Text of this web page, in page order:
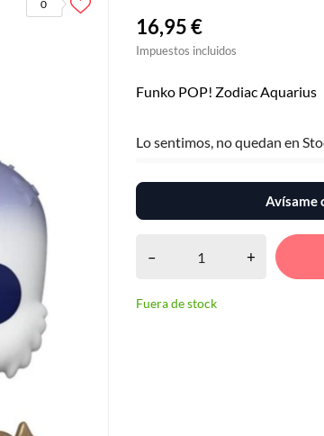
0
16,95 €
Impuestos incluidos
Funko POP! Zodiac Aquarius
Lo sentimos, no quedan en
Avísame
– +
Fuera de stock